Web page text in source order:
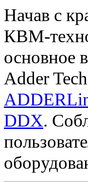
Начав с
КВМ-
основное
Adder
DDX.